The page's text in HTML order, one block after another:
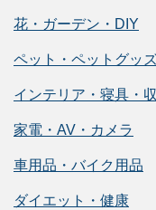
花・ガーデン・DIY
ペット・ペットグッ
インテリア・寝具・
家電・AV・カメラ
車用品・バイク用品
ダイエット・健康